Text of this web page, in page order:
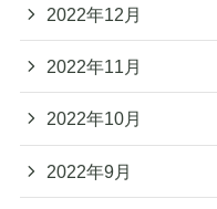
2022年12月
2022年11月
2022年10月
2022年9月